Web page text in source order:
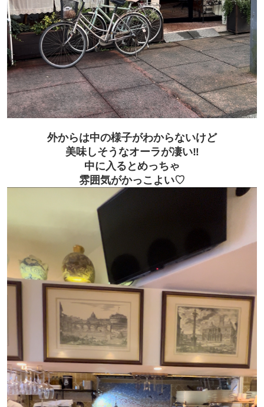
外からは中の様子がわからないけど
美味しそうなオーラが凄い‼
中に入るとめっちゃ
雰囲気がかっこよい♡